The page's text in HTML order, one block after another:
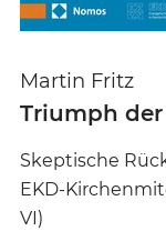
Martin Fritz
Triumph
Skeptische
EKD-
VI)